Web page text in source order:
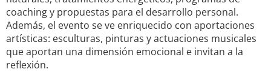
coaching y propuestas para el desarrollo personal.
Además, el evento se ve enriquecido con aportaciones
artísticas: esculturas, pinturas y actuaciones musicales
que aportan una dimensión emocional e invitan a la
reflexión.